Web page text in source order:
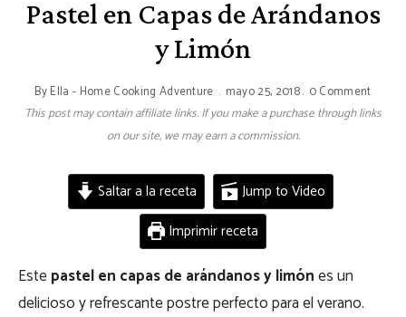
Everyday
Ingredients
Pastel en Capas de Arándanos
y Limón
ByElla - Home Cooking Adventure mayo 25, 2018 0 Comment
This post may contain affiliate links. If you make a purchase through links
on our site, we may earn a commission.
Saltar a la receta
Jump to Video
Imprimir receta
Estepastel en capas de arándanos y limónes un
delicioso y refrescante postre perfecto para el verano.